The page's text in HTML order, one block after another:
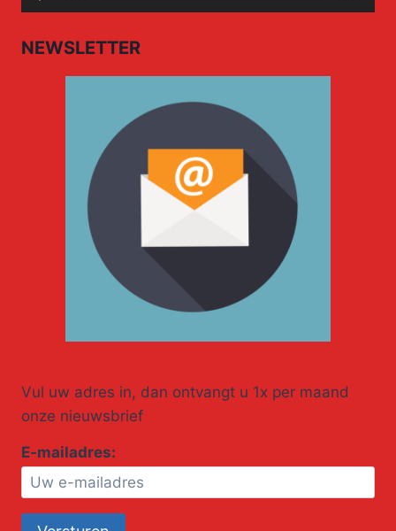
Player
NEWSLETTER
Vul uw adres in, dan ontvangt u 1x per maand
onze nieuwsbrief
E-mailadres: